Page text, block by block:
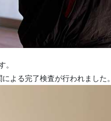
。
よる完了検査が行われました。